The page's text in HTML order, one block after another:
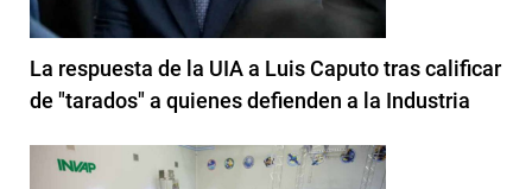
La respuesta de la UIA a Luis Caputo tras calificar
de "tarados" a quienes defienden a la Industria